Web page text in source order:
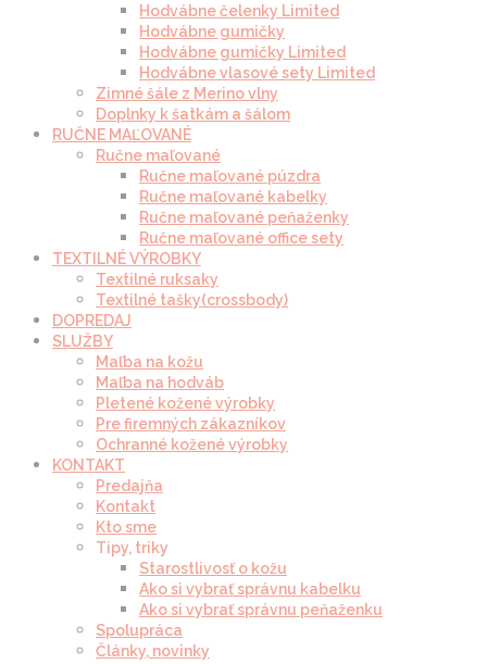
Hodvábne čelenky Limited
Hodvábne gumičky
Hodvábne gumičky Limited
Hodvábne vlasové sety Limited
Zimné šále z Merino vlny
Doplnky k šatkám a šálom
RUČNE MAĽOVANÉ
Ručne maľované
Ručne maľované púzdra
Ručne maľované kabelky
Ručne maľované peňaženky
Ručne maľované office sety
TEXTILNÉ VÝROBKY
Textilné ruksaky
Textilné tašky(crossbody)
DOPREDAJ
SLUŽBY
Maľba na kožu
Maľba na hodváb
Pletené kožené výrobky
Pre firemných zákazníkov
Ochranné kožené výrobky
KONTAKT
Predajňa
Kontakt
Kto sme
Tipy, triky
Starostlivosť o kožu
Ako si vybrať správnu kabelku
Ako si vybrať správnu peňaženku
Spolupráca
Články, novinky